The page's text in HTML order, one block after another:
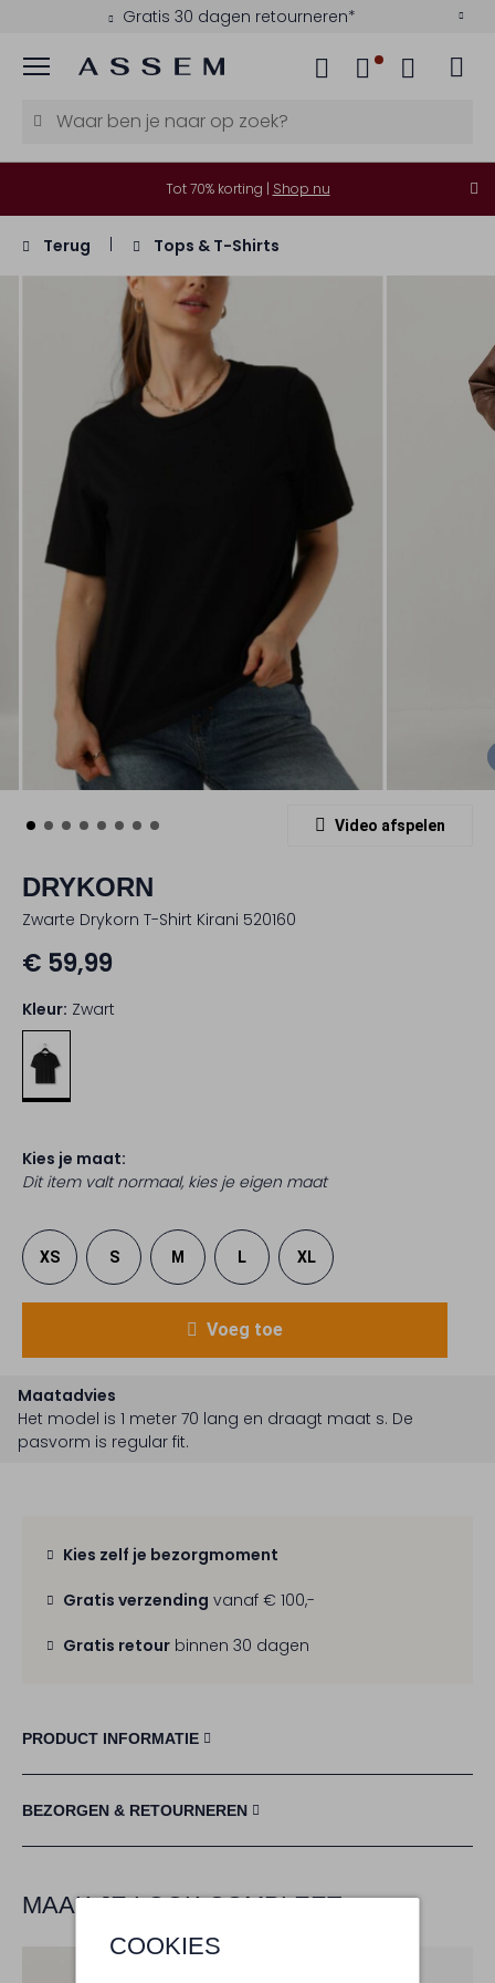
Gratis 30 dagen retourneren*
Menu
COOKIES
Tot 70% korting | Shop nu
Terug Tops & T-Shirts
Video afspelen
DRYKORN
Zwarte Drykorn T-Shirt Kirani 520160
€ 59,99
Kleur: Zwart
Kies je maat:
Dit item valt normaal, kies je eigen maat
XS S M L XL
Voeg toe
Maatadvies
Het model is 1 meter 70 lang en draagt maat s. De
pasvorm is regular fit.
Kies zelf je bezorgmoment
Gratis verzending vanaf € 100,-
Gratis retour binnen 30 dagen
PRODUCT INFORMATIE
BEZORGEN & RETOURNEREN
MAAK JE LOOK COMPLEET